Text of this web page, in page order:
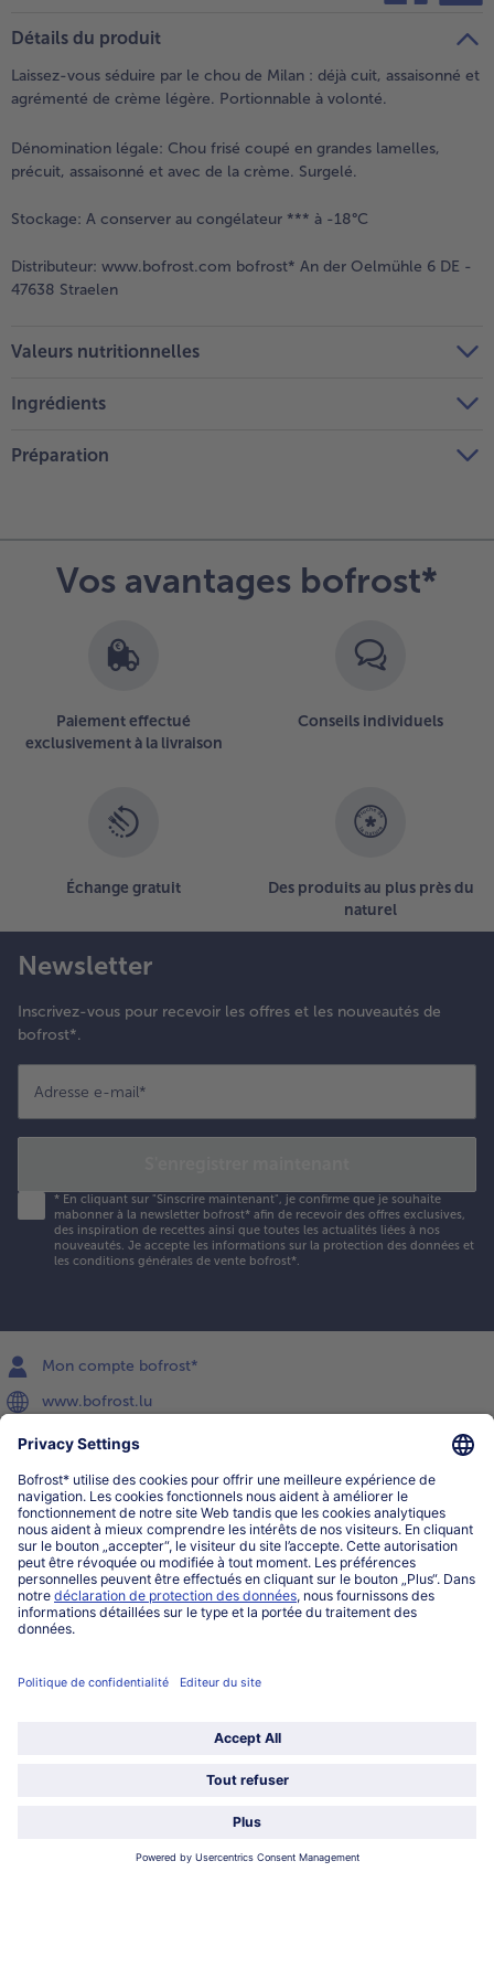
- 5 € à l’achat de 7 menus au choix
Détails du produit
Laissez-vous séduire par le chou de Milan : déjà cuit, assaisonné et
agrémenté de crème légère. Portionnable à volonté.
Dénomination légale: Chou frisé coupé en grandes lamelles,
précuit, assaisonné et avec de la crème. Surgelé.
Stockage: A conserver au congélateur *** à -18°C
Distributeur: www.bofrost.com bofrost* An der Oelmühle 6 DE -
47638 Straelen
Valeurs nutritionnelles
Ingrédients
Préparation
Vos avantages bofrost*
Paiement effectué
exclusivement à la livraison
Conseils individuels
Échange gratuit
Des produits au plus près du
naturel
Newsletter
Inscrivez-vous pour recevoir les offres et les nouveautés de
bofrost*.
Adresse e-mail*
* En cliquant sur "Sinscrire maintenant", je confirme que je souhaite
mabonner à la newsletter bofrost* afin de recevoir des offres exclusives,
des inspiration de recettes ainsi que toutes les actualités liées à nos
nouveautés. Je accepte les informations sur la protection des données et
les conditions générales de vente bofrost*.
Mon compte bofrost*
www.bofrost.lu
service@bofrost.lu
027863232
Lu-ve : 8h-20h Sa : 10h-16h
Service
Qui sommes-nous?